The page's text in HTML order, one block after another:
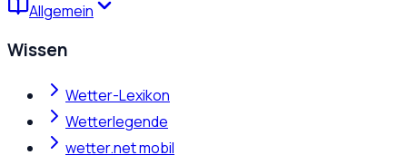
Allgemein
Wissen
Wetter-Lexikon
Wetterlegende
wetter.net mobil